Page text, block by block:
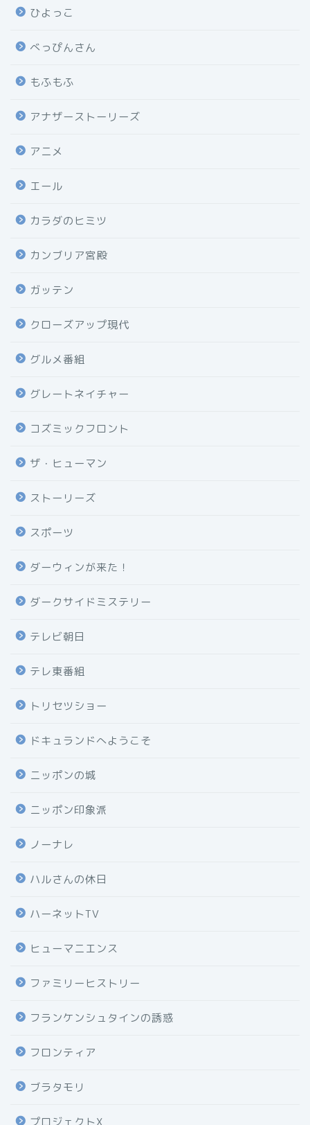
ひよっこ
べっぴんさん
もふもふ
アナザーストーリーズ
アニメ
エール
カラダのヒミツ
カンブリア宮殿
ガッテン
クローズアップ現代
グルメ番組
グレートネイチャー
コズミックフロント
ザ・ヒューマン
ストーリーズ
スポーツ
ダーウィンが来た！
ダークサイドミステリー
テレビ朝日
テレ東番組
トリセツショー
ドキュランドへようこそ
ニッポンの城
ニッポン印象派
ノーナレ
ハルさんの休日
ハーネットTV
ヒューマニエンス
ファミリーヒストリー
フランケンシュタインの誘惑
フロンティア
ブラタモリ
プロジェクトX